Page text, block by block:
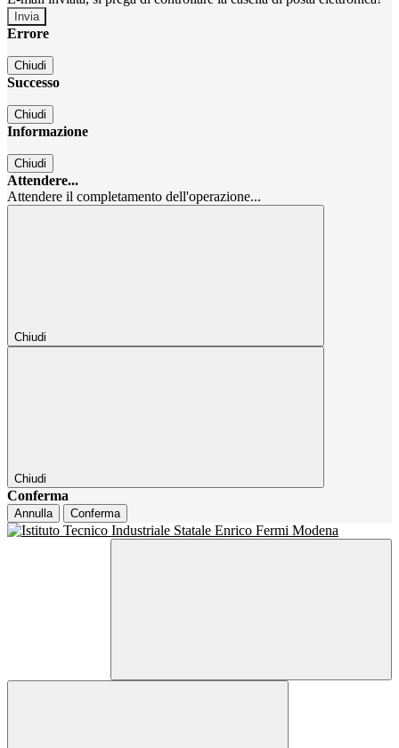
Errore
Chiudi
Successo
Chiudi
Informazione
Chiudi
Attendere...
Attendere il completamento dell'operazione...
Chiudi
Chiudi
Conferma
Annulla Conferma